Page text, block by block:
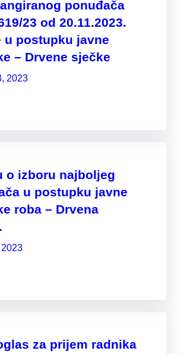
ponuđača
23 od 20.11.2023.
u postupku javne
– Drvene sječke
2023
o izboru najboljeg
u postupku javne
roba – Drvena
za prijem radnika